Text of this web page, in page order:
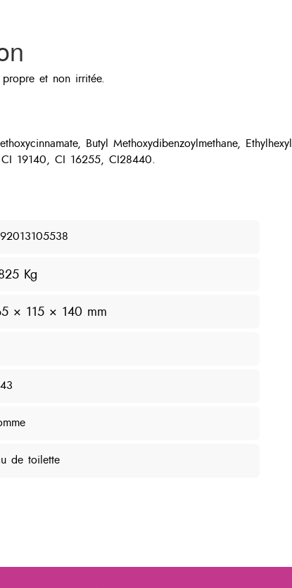
et non irritée.
Butyl Methoxydibenzoylmethane,
19140, CI 16255, CI28440.
Kg
× 115 × 140 mm
de toilette